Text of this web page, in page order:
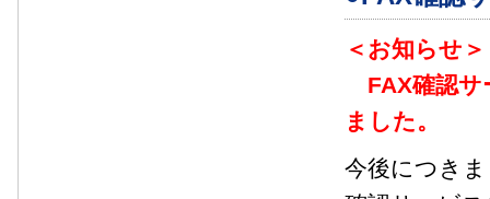
＜お知らせ＞
FAX確認サ
ました。
今後につき